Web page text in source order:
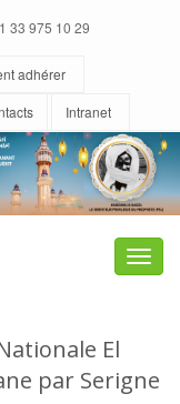
33 975 10 29
adhérer
Intranet
Toggle
El
par Serigne